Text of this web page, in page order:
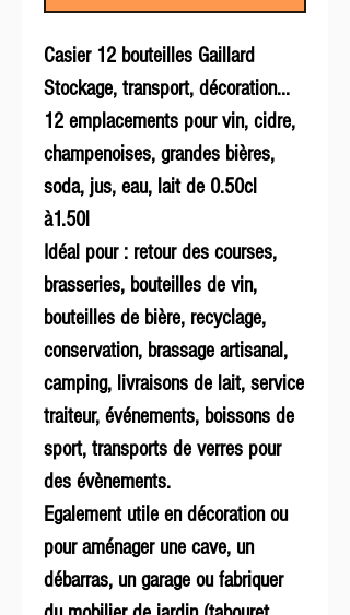
Casier 12 bouteilles Gaillard
Stockage, transport, décoration...
12 emplacements pour vin, cidre,
champenoises, grandes bières,
soda, jus, eau, lait de 0.50cl
à1.50l
Idéal pour : retour des courses,
brasseries, bouteilles de vin,
bouteilles de bière, recyclage,
conservation, brassage artisanal,
camping, livraisons de lait, service
traiteur, événements, boissons de
sport, transports de verres pour
des évènements.
Egalement utile en décoration ou
pour aménager une cave, un
débarras, un garage ou fabriquer